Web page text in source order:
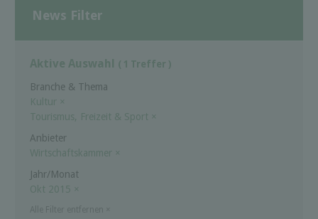
News Filter
Aktive Auswahl ( 1 Treffer )
Branche & Thema
Kultur
×
Tourismus, Freizeit & Sport ×
Anbieter
Wirtschaftskammer
×
Jahr/Monat
Okt 2015 ×